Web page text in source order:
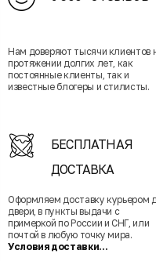
Нам доверяют тысячи клиентов
протяжении долгих лет, как
постоянные клиенты, так и
известные блогеры и стилисты.
БЕСПЛАТНАЯ
ДОСТАВКА
Оформляем доставку курьером
двери, в пункты выдачи с
примеркой по России и СНГ, или
почтой в любую точку мира.
Условия доставки...